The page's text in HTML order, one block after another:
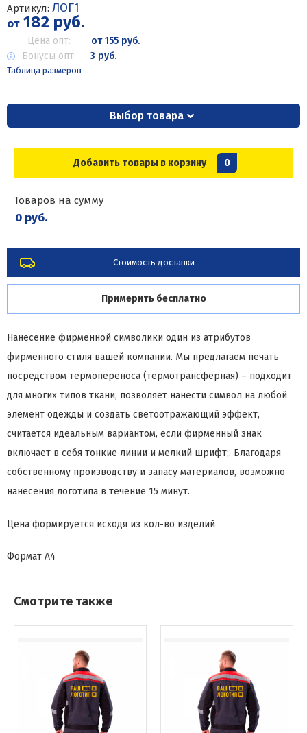
Артикул: ЛОГ1
от182 руб.
Цена опт:
от 155 руб.
Бонусы опт:
3 руб.
Таблица размеров
Выбор товара
Добавить товары в корзину 0
Товаров на сумму
0 руб.
Стоимость доставки
Примерить бесплатно
Нанесение фирменной символики один из атрибутов
фирменного стиля вашей компании. Мы предлагаем печать
посредством термопереноса (термотрансферная) – подходит
для многих типов ткани, позволяет нанести символ на любой
элемент одежды и создать светоотражающий эффект,
считается идеальным вариантом, если фирменный знак
включает в себя тонкие линии и мелкий шрифт;. Благодаря
собственному производству и запасу материалов, возможно
нанесения логотипа в течение 15 минут.
Цена формируется исходя из кол-во изделий
Формат А4
Смотрите также